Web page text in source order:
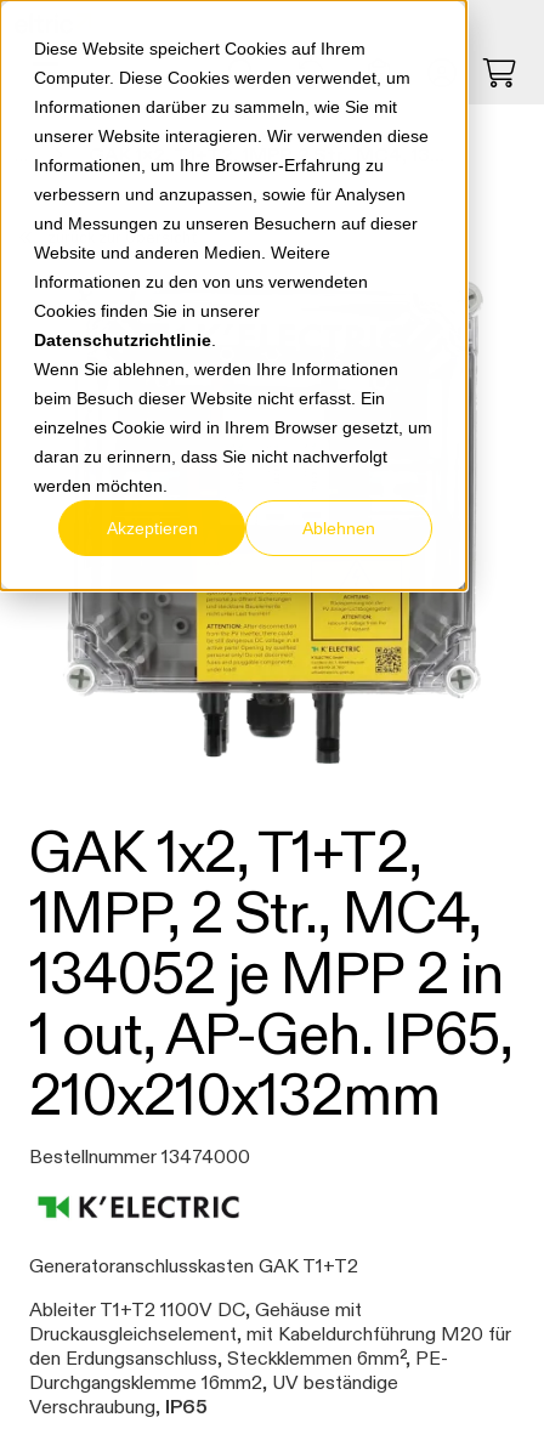
Diese Website speichert Cookies auf Ihrem
Computer. Diese Cookies werden verwendet, um
Informationen darüber zu sammeln, wie Sie mit
unserer Website interagieren. Wir verwenden diese
Informationen, um Ihre Browser-Erfahrung zu
verbessern und anzupassen, sowie für Analysen
und Messungen zu unseren Besuchern auf dieser
Website und anderen Medien. Weitere
Informationen zu den von uns verwendeten
Cookies finden Sie in unserer
Datenschutzrichtlinie
Wenn Sie ablehnen, werden Ihre Informationen
beim Besuch dieser Website nicht erfasst. Ein
einzelnes Cookie wird in Ihrem Browser gesetzt, um
daran zu erinnern, dass Sie nicht nachverfolgt
werden möchten.
Akzeptieren Ablehnen
Springe zu Hauptinhalt Springe zum Footer
0
zurück zur Übersicht
GAK 1x2, T1+T2,
1MPP, 2 Str., MC4,
134052 je MPP 2 in
1 out, AP-Geh. IP65,
210x210x132mm
Bestellnummer 13474000
Generatoranschlusskasten GAK T1+T2
Ableiter T1+T2 1100V DC, Gehäuse mit
Druckausgleichselement, mit Kabeldurchführung M20 für
den Erdungsanschluss, Steckklemmen 6mm², PE-
Durchgangsklemme 16mm2, UV beständige
Verschraubung, IP65